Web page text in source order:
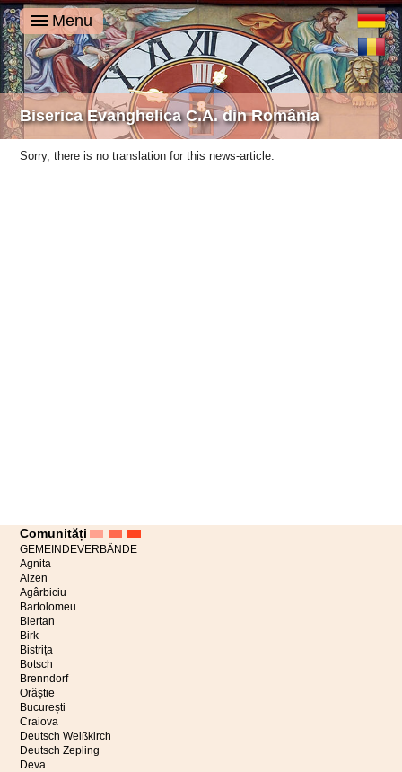
Biserica Evanghelica C.A. din România
Sorry, there is no translation for this news-article.
Deutsch
Română
Comunități
GEMEINDEVERBÄNDE
Agnita
Alzen
Agârbiciu
Bartolomeu
Biertan
Birk
Bistrița
Botsch
Brenndorf
Orăștie
București
Craiova
Deutsch Weißkirch
Deutsch Zepling
Deva
Menu